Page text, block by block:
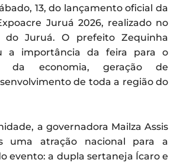
13, do lançamento oficial da
Juruá 2026, realizado no
do Juruá. O prefeito Zequinha
a importância da feira para o
da economia, geração de
de toda a região do
a governadora Mailza Assis
uma atração nacional para a
evento: a dupla sertaneja Ícaro e